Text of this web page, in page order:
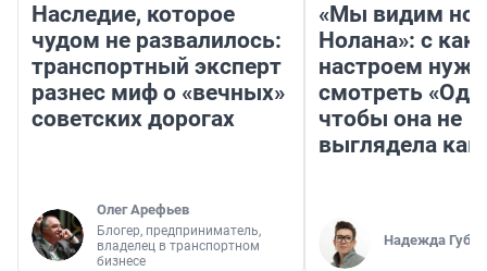
Наследие, которое
чудом не развалилось:
транспортный эксперт
разнес миф о «вечных»
советских дорогах
Олег Арефьев
Блогер, предприниматель,
владелец в транспортном
бизнесе
«Мы видим
Нолана»: с
настроем
смотреть
чтобы она не
выглядела как
Надежда